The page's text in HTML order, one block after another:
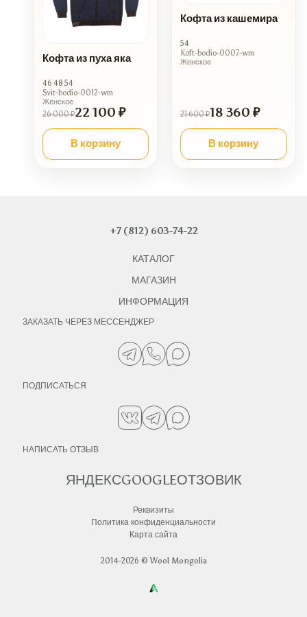
Кофта из пуха яка
46 48 54
Svit-bodio-0012-wm
Женское
26 000 ₽22 100 ₽
В корзину
Кофта из кашемира
54
Koft-bodio-0007-wm
Женское
21 600 ₽18 360 ₽
В корзину
+7 (812) 603-74-22
КАТАЛОГ
МАГАЗИН
ИНФОРМАЦИЯ
ЗАКАЗАТЬ ЧЕРЕЗ МЕССЕНДЖЕР
ПОДПИСАТЬСЯ
НАПИСАТЬ ОТЗЫВ
ЯНДЕКСGOOGLEОТЗОВИК
Реквизиты
Политика конфиденциальности
Карта сайта
2014-2026 © Wool Mongolia